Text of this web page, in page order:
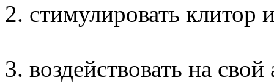
2. стимулировать клитор
3. воздействовать на свой